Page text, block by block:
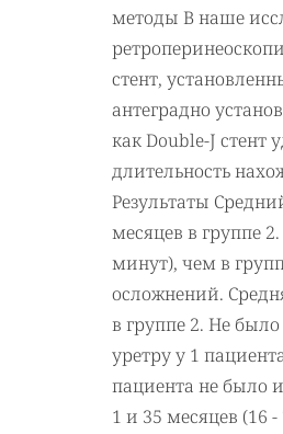
методы В наше
стент,
антеградно
как Double-J
длительность
Результаты
месяцев в группе
минут), чем в
осложнений.
в группе 2. Не
уретру у 1
пациента не было
1 и 35 месяцев (16